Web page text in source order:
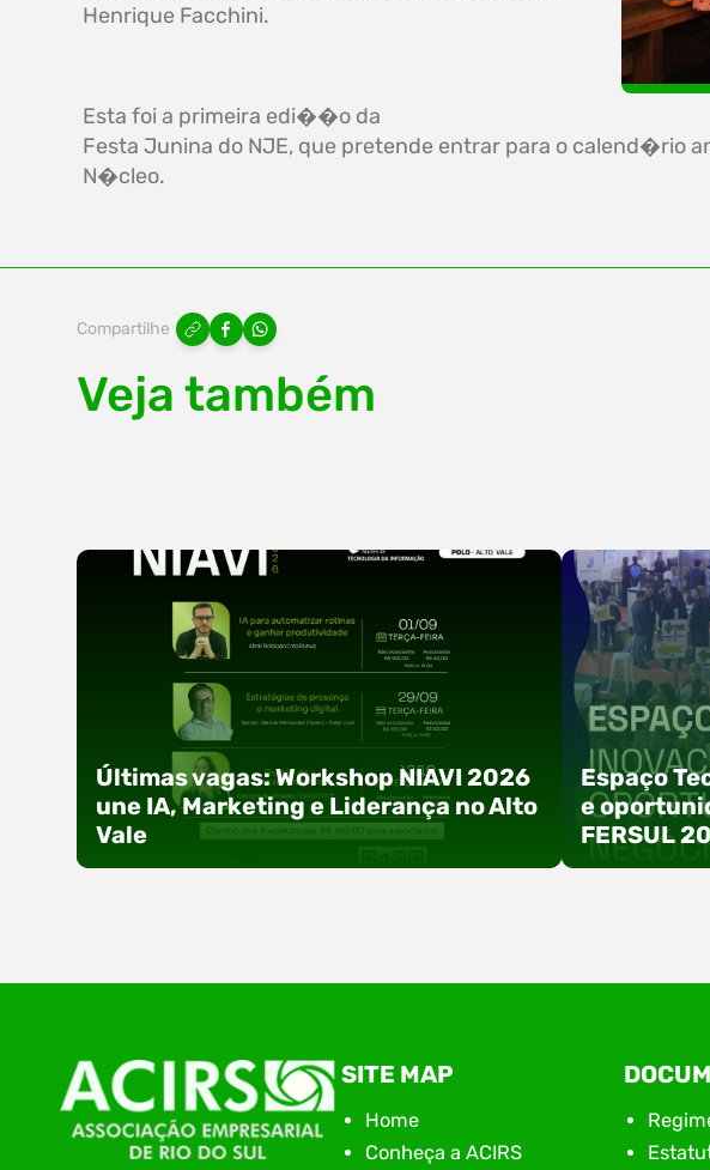
Henrique Facchini.
Esta foi a primeira edi��o da
Festa Junina do NJE, que pretende entrar para o calend�rio
N�cleo.
Compartilhe
Veja também
Últimas vagas: Workshop NIAVI 2026
une IA, Marketing e Liderança no Alto
Vale
Com o objetivo de impulsionar a produtividade, a
presença digital e a gestão nas empresas do
Alto Vale, o Núcleo de Tecnologia da Informação
(NIAVI), Polo ACATE-ACIRS, realiza a edição
2026 do Workshop NIAVI. O evento foi
Espaço
e
FERSUL
A 15ª
do Itajaí
de 2026, no
Purnhagen,
especial
SITE MAP
Home
Conheça a ACIRS